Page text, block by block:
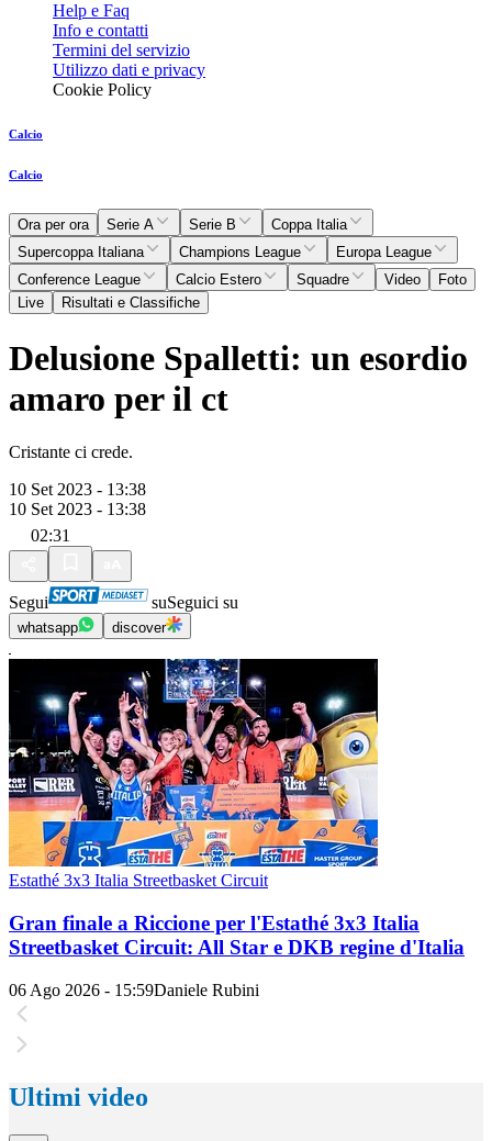
Help e Faq
Info e contatti
Termini del servizio
Utilizzo dati e privacy
Cookie Policy
Calcio
Calcio
Ora per ora Serie A Serie B
Coppa Italia
Supercoppa Italiana
Champions League
Europa League
Conference League
Calcio Estero Squadre Video
Foto
Live
Risultati e Classifiche
Delusione Spalletti: un esordio
amaro per il ct
Cristante ci crede.
10 Set 2023 - 13:38
10 Set 2023 - 13:38
02:31
Segui suSeguici su
whatsapp discover
Estathé 3x3 Italia Streetbasket Circuit
Gran finale a Riccione per l'Estathé 3x3 Italia
Streetbasket Circuit: All Star e DKB regine d'Italia
06 Ago 2026 - 15:59Daniele Rubini
Ultimi video